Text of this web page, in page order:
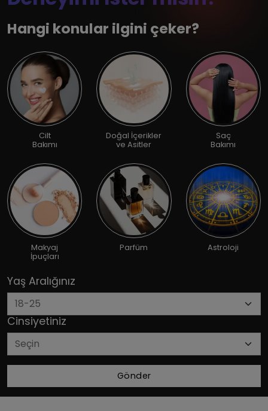
Hangi konular ilgini çeker?
Cilt
Bakımı
Doğal İçerikler
ve Asitler
Saç
Bakımı
Makyaj
İpuçları
Parfüm Astroloji
Yaş Aralığınız
Cinsiyetiniz
Gönder